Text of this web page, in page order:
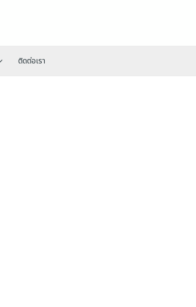
ติดต่อเรา